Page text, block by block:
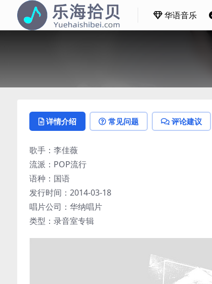
华语音乐
详情介绍 常见问题 评论建议
歌手：李佳薇
流派：POP流行
语种：国语
发行时间：2014-03-18
唱片公司：华纳唱片
类型：录音室专辑